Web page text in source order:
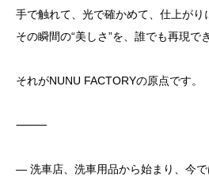
手で触れて、光で確かめて、仕上がり
その瞬間の“美しさ”を、誰でも再現で
それがNUNU FACTORYの原点です。
⸻
― 洗車店、洗車用品から始まり、今